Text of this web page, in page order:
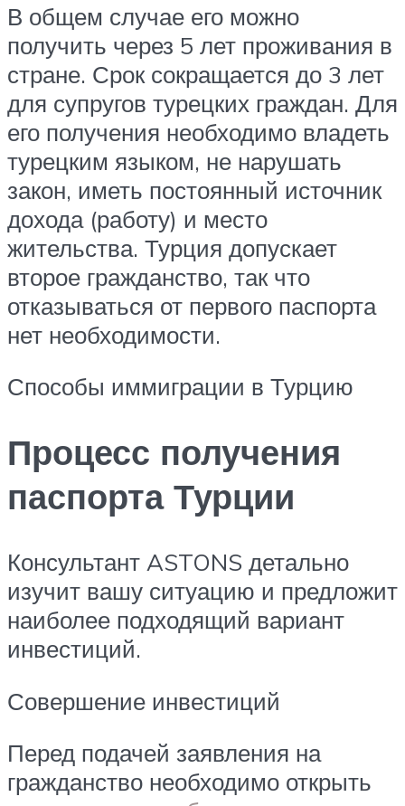
В общем случае его можно
получить через 5 лет проживания в
стране. Срок сокращается до 3 лет
для супругов турецких граждан. Для
его получения необходимо владеть
турецким языком, не нарушать
закон, иметь постоянный источник
дохода (работу) и место
жительства. Турция допускает
второе гражданство, так что
отказываться от первого паспорта
нет необходимости.
Способы иммиграции в Турцию
Процесс получения
паспорта Турции
Консультант ASTONS детально
изучит вашу ситуацию и предложит
наиболее подходящий вариант
инвестиций.
Совершение инвестиций
Перед подачей заявления на
гражданство необходимо открыть